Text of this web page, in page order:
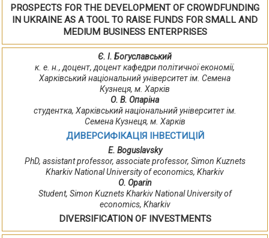
PROSPECTS FOR THE DEVELOPMENT OF CROWDFUNDING
IN UKRAINE AS A TOOL TO RAISE FUNDS FOR SMALL AND
MEDIUM BUSINESS ENTERPRISES
Є. І. Богуславський
к. е. н., доцент, доцент кафедри політичної економії,
Харківський національний університет ім. Семена
Кузнеця, м. Харків
О. В. Опаріна
студентка, Харківський національний університет ім.
Семена Кузнеця, м. Харків
ДИВЕРСИФІКАЦІЯ ІНВЕСТИЦІЙ
E. Boguslavsky
PhD, assistant professor, associate professor, Simon Kuznets
Kharkiv National University of economics, Kharkiv
О. Oparin
Student, Simon Kuznets Kharkiv National University of
economics, Kharkiv
DIVERSIFICATION OF INVESTMENTS